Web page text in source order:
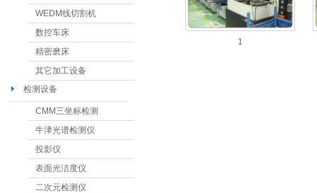
WEDM线切割机
数控车床
精密磨床
其它加工设备
检测设备
CMM三坐标检测
牛津光谱检测仪
投影仪
表面光洁度仪
二次元检测仪
1